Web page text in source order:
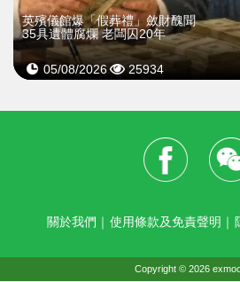
英殯儀館爆「假葬禮」斂財醜聞
35具遺體腐爛 老闆囚20年
05/08/2026 25934
關於我們 ｜ 使用條款及免責聲明 ｜
Copyright © 2026